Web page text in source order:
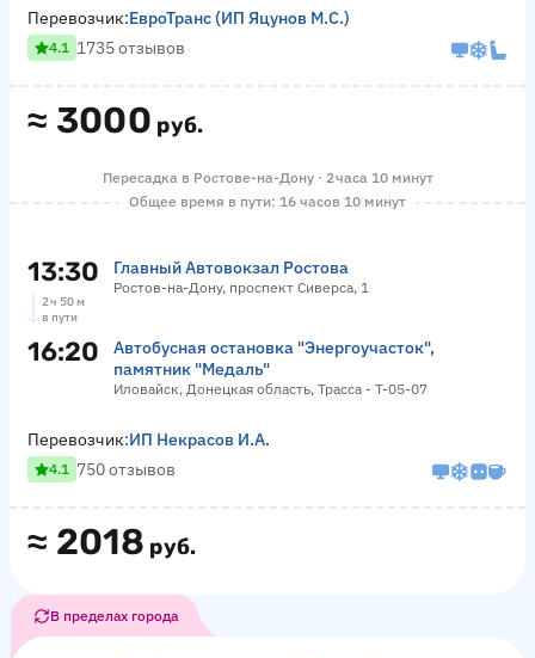
≈ 3000 руб.
Перевозчик:ЕвроТранс (ИП Яцунов М.С.)
4.1 1735 отзывов
Пересадка в Ростове-на-Дону · 2 часа 10 минут
Общее время в пути: 16 часов 10 минут
13:30 Главный Автовокзал Ростова
Ростов-на-Дону, проспект Сиверса, 1
2 ч 50 м
в пути
16:20
Автобусная остановка "Энергоучасток",
памятник "Медаль"
Иловайск, Донецкая область, Трасса - Т-05-07
≈ 2018 руб.
Перевозчик:ИП Некрасов И.А.
4.1 750 отзывов
В пределах города